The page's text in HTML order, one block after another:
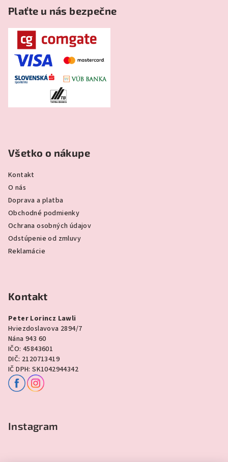
Plaťte u nás bezpečne
Všetko o nákupe
Kontakt
O nás
Doprava a platba
Obchodné podmienky
Ochrana osobných údajov
Odstúpenie od zmluvy
Reklamácie
Kontakt
Peter Lorincz Lawli
Hviezdoslavova 2894/7
Nána 943 60
IČO: 45843601
DIČ: 2120713419
IČ DPH: SK1042944342
Instagram